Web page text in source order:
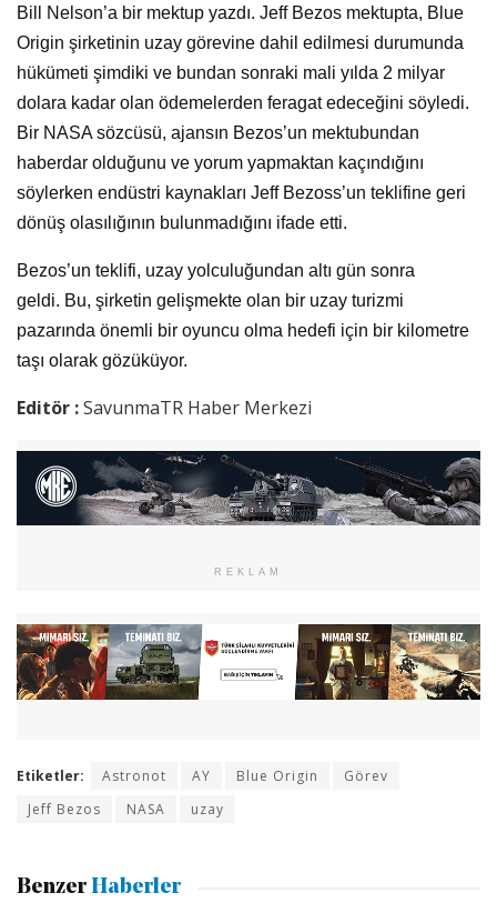
Bill Nelson’a bir mektup yazdı. Jeff Bezos mektupta, Blue
Origin şirketinin uzay görevine dahil edilmesi durumunda
hükümeti şimdiki ve bundan sonraki mali yılda 2 milyar
dolara kadar olan ödemelerden feragat edeceğini söyledi.
Bir NASA sözcüsü, ajansın Bezos’un mektubundan
haberdar olduğunu ve yorum yapmaktan kaçındığını
söylerken endüstri kaynakları Jeff Bezoss’un teklifine geri
dönüş olasılığının bulunmadığını ifade etti.
Bezos’un teklifi, uzay yolculuğundan altı gün sonra
geldi. Bu, şirketin gelişmekte olan bir uzay turizmi
pazarında önemli bir oyuncu olma hedefi için bir kilometre
taşı olarak gözüküyor.
Editör :SavunmaTR Haber Merkezi
REKLAM
Etiketler: Astronot AY Blue Origin
Görev
Jeff Bezos
NASA uzay
Benzer Haberler